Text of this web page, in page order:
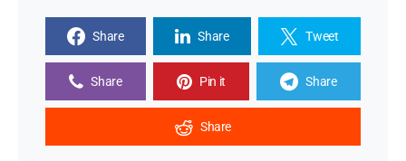
Share Share Tweet
Share Pin it Share
Share